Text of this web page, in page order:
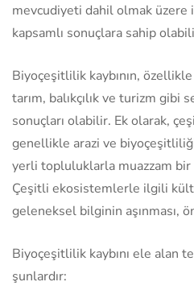
mevcudiyeti dahil olmak üzere
kapsamlı sonuçlara sahip
Biyoçeşitlilik kaybının,
tarım, balıkçılık ve turizm
sonuçları olabilir. Ek olarak,
genellikle arazi ve biyoçeşitliliği
yerli topluluklarla muazzam
Çeşitli ekosistemlerle ilgili
geleneksel bilginin aşınması,
Biyoçeşitlilik kaybını ele alan
şunlardır: